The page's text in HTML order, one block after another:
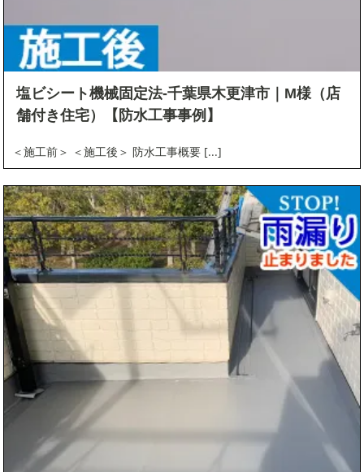
塩ビシート機械固定法-千葉県木更津市｜M様（店
舗付き住宅）【防水工事事例】
＜施工前＞ ＜施工後＞ 防水工事概要 [...]